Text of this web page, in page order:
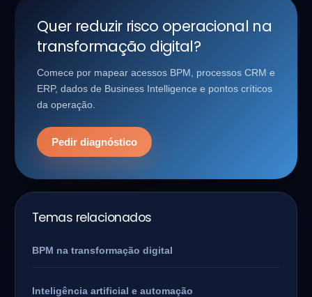
Quer reduzir risco operacional na
transformação digital?
Comece por mapear acessos BPM, processos CRM e
ERP, dados de Business Intelligence e pontos críticos
da operação.
Pedir diagnóstico
Temas relacionados
BPM na transformação digital
Inteligência artificial e automação